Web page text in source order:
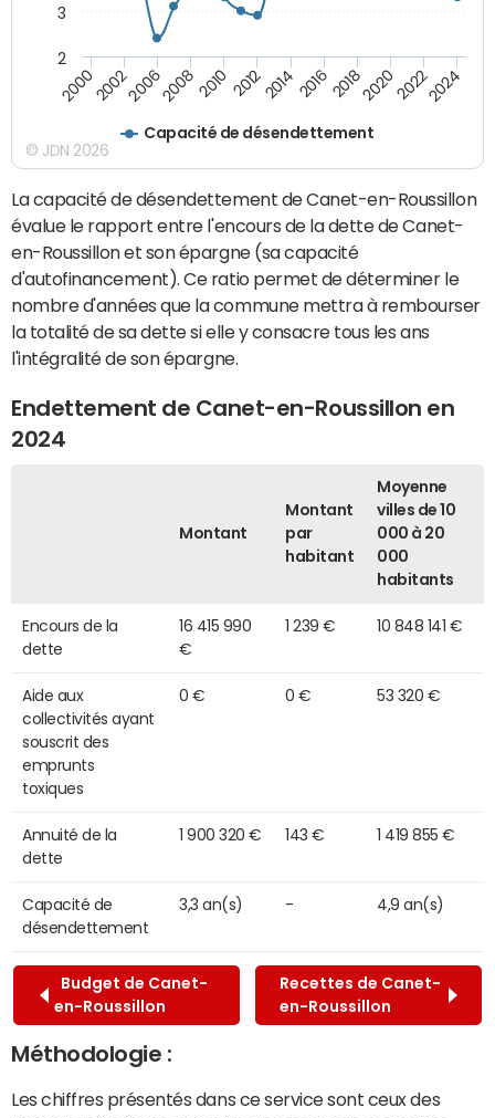
Capacité de désendettement
20002002200620082010 2012201420162018202020222024
2
3
© JDN 2026
La capacité de désendettement de Canet-en-Roussillon
évalue le rapport entre l'encours de la dette de Canet-
en-Roussillon et son épargne (sa capacité
d'autofinancement). Ce ratio permet de déterminer le
nombre d'années que la commune mettra à rembourser
la totalité de sa dette si elle y consacre tous les ans
l'intégralité de son épargne.
Endettement de Canet-en-Roussillon en
2024
Montant
Montant
par
habitant
Moyenne
villes de 10
000 à 20
000
habitants
Encours de la
dette
16 415 990
€
1 239 € 10 848 141 €
Aide aux
collectivités ayant
souscrit des
emprunts
toxiques
0 € 0 € 53 320 €
Annuité de la
dette
1 900 320 € 143 € 1 419 855 €
Capacité de
désendettement
3,3 an(s) - 4,9 an(s)
Budget de Canet-
en-Roussillon
Recettes de Canet-
en-Roussillon
Méthodologie :
Les chiffres présentés dans ce service sont ceux des